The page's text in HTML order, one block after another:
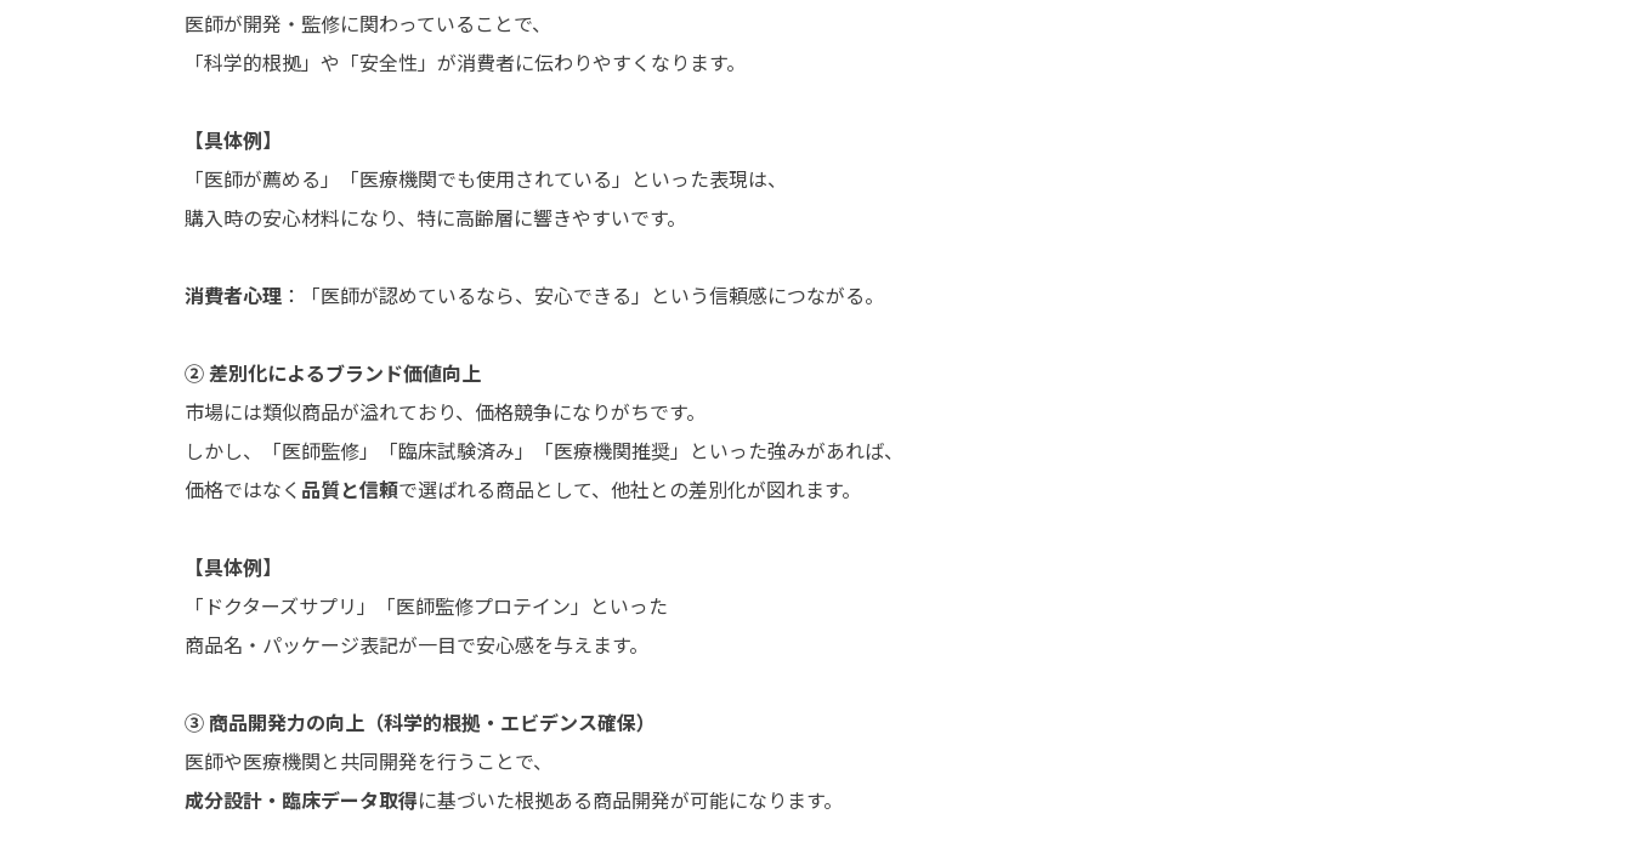
医師が開発・監修に関わっていることで、
「科学的根拠」や「安全性」が消費者に伝わりやすくなります。
【具体例】
「医師が薦める」「医療機関でも使用されている」といった表現は、
購入時の安心材料になり、特に高齢層に響きやすいです。
消費者心理 ：「医師が認めているなら、安心できる」という信頼感につながる。
② 差別化によるブランド価値向上
市場には類似商品が溢れており、価格競争になりがちです。
しかし、「医師監修」「臨床試験済み」「医療機関推奨」といった強みがあれば、
価格ではなく 品質と信頼で選ばれる商品として、他社との差別化が図れます。
【具体例】
「ドクターズサプリ」「医師監修プロテイン」といった
商品名・パッケージ表記が一目で安心感を与えます。
③ 商品開発力の向上（科学的根拠・エビデンス確保）
医師や医療機関と共同開発を行うことで、
成分設計・臨床データ取得に基づいた根拠ある商品開発が可能になります。